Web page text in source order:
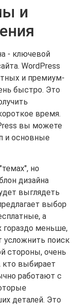
и
- ключевой
WordPress
и премиум-
быстро. Это
время.
вы можете
и основные
но
дизайна
выглядеть
выбор
а
гораздо меньше,
усложнить поиск
стороны, очень
кто выбирает
работают с
деталей. Это